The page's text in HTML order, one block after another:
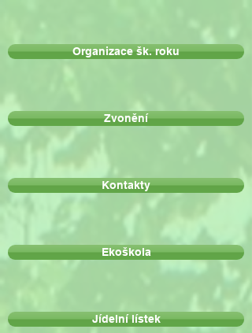
Organizace šk. roku
Zvonění
Kontakty
Ekoškola
Jídelní lístek